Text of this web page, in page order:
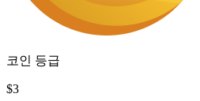
코인 등급
$3